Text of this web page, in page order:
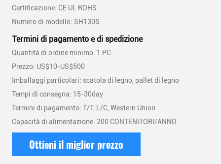
Certificazione: CE UL ROHS
Numero di modello: SH130S
Termini di pagamento e di spedizione
Quantità di ordine minimo: 1 PC
Prezzo: US$10-US$500
Imballaggi particolari: scatola di legno, pallet di legno
Tempi di consegna: 15-30day
Termini di pagamento: T/T, L/C, Western Union
Capacità di alimentazione: 200 CONTENITORI/ANNO
Ottieni il miglior prezzo